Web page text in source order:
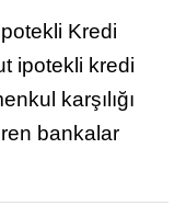
Kredi
ipotekli kredi
karşılığı
bankalar